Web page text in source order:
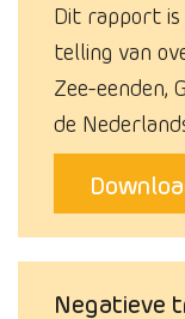
Dit rapport is
telling van
Zee-eenden,
de
Negatieve